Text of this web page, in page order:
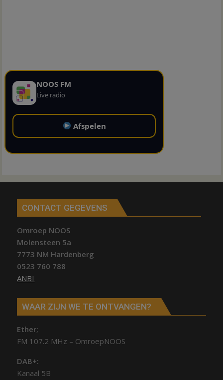
NOOS FM
Live radio
Afspelen
CONTACT GEGEVENS
Omroep NOOS
Molensteen 5a
7773 NM Hardenberg
0523 760 788
ANBI
WAAR ZIJN WE TE ONTVANGEN?
Ether;
FM 107.2 MHz – OmroepNOOS
DAB+:
Kanaal 5B